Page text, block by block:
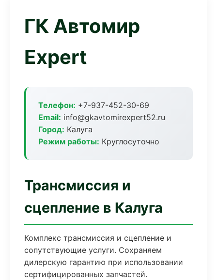
ГК Автомир
Expert
Телефон: +7-937-452-30-69
Email: info@gkavtomirexpert52.ru
Город: Калуга
Режим работы: Круглосуточно
Трансмиссия и
сцепление в Калуга
Комплекс трансмиссия и сцепление и
сопутствующие услуги. Сохраняем
дилерскую гарантию при использовании
сертифицированных запчастей.